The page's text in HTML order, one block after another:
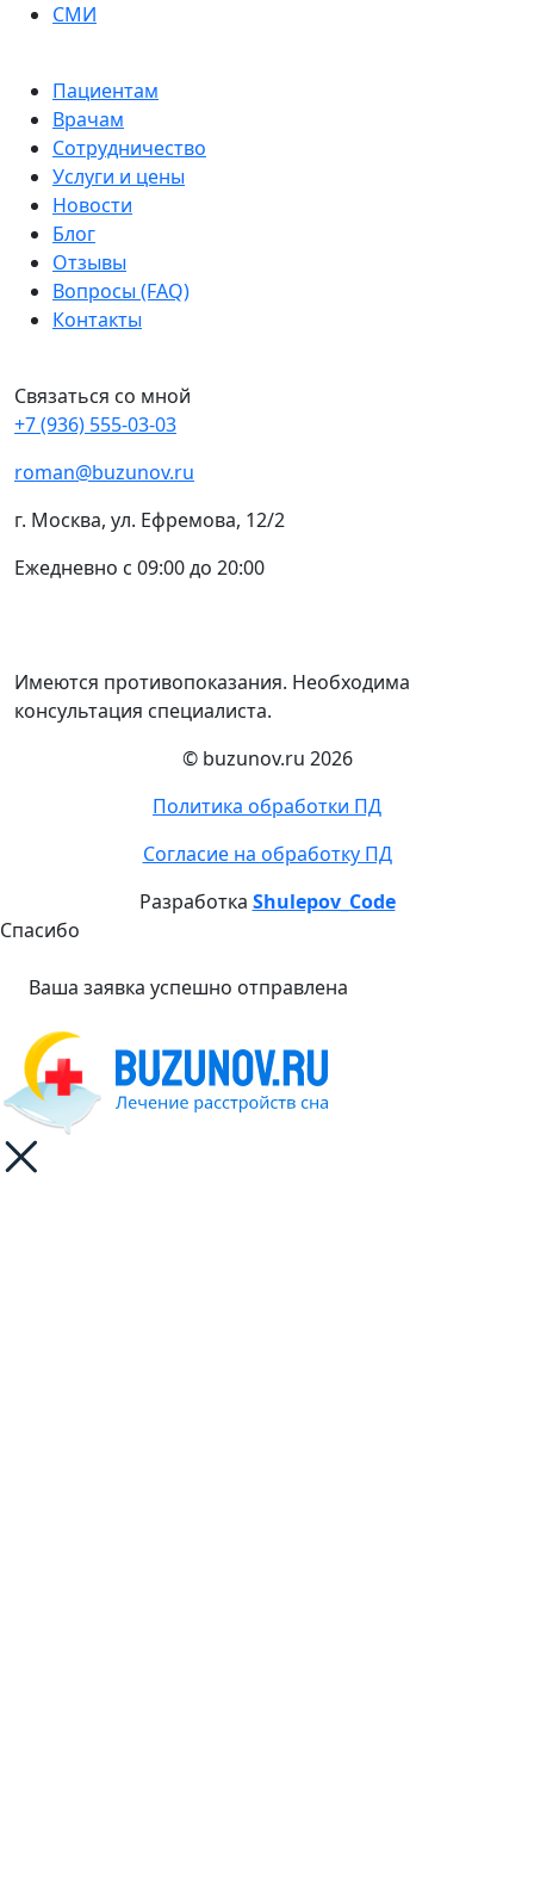
СМИ
Пациентам
Врачам
Сотрудничество
Услуги и цены
Новости
Блог
Отзывы
Вопросы (FAQ)
Контакты
Связаться со мной
+7 (936) 555-03-03
roman@buzunov.ru
г. Москва, ул. Ефремова, 12/2
Ежедневно с 09:00 до 20:00
Имеются противопоказания. Необходима
консультация специалиста.
© buzunov.ru 2026
Политика обработки ПД
Согласие на обработку ПД
Разработка Shulepov_Code
Спасибо
Ваша заявка успешно отправлена